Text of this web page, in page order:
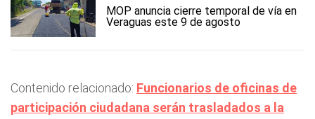
MOP anuncia cierre temporal de vía en
Veraguas este 9 de agosto
Contenido relacionado: Funcionarios de oficinas de
participación ciudadana serán trasladados a la